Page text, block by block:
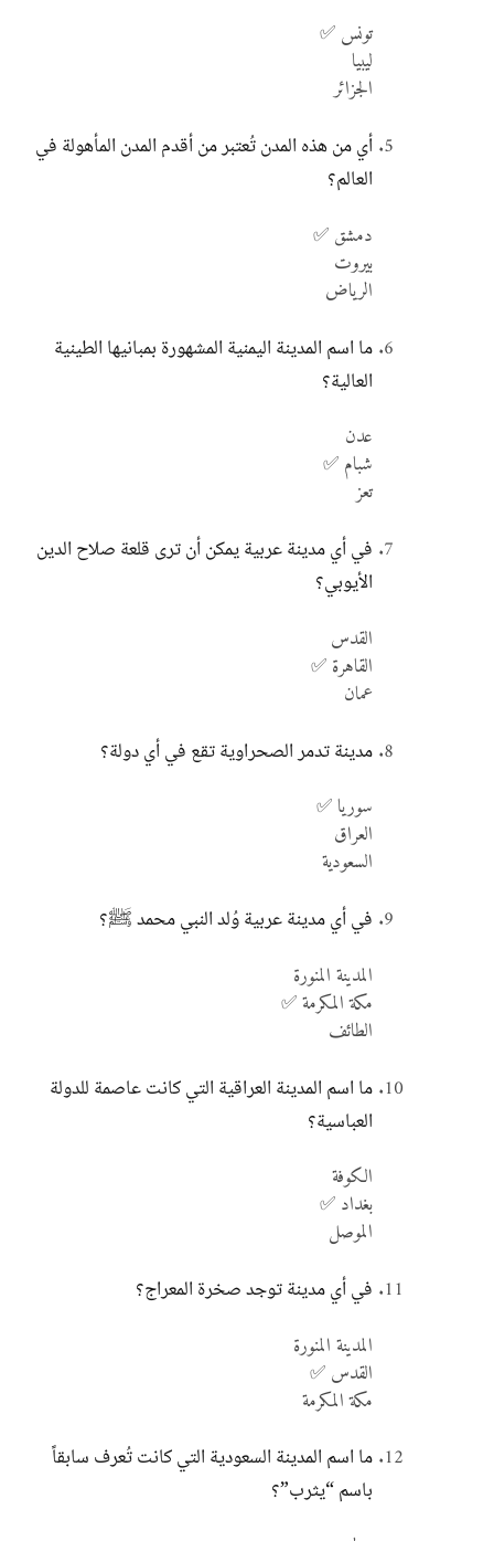
تونس ✅
ليبيا
الجزائر
أي من هذه المدن تُعتبر من أقدم المدن المأهولة في
العالم؟
دمشق ✅
بيروت
الرياض
ما اسم المدينة اليمنية المشهورة بمبانيها الطينية
العالية؟
عدن
شبام ✅
تعز
في أي مدينة عربية يمكن أن ترى قلعة صلاح الدين
الأيوبي؟
القدس
القاهرة ✅
عمان
مدينة تدمر الصحراوية تقع في أي دولة؟
سوريا ✅
العراق
السعودية
في أي مدينة عربية وُلد النبي محمد ﷺ؟
المدينة المنورة
مكة المكرمة ✅
الطائف
ما اسم المدينة العراقية التي كانت عاصمة للدولة
العباسية؟
الكوفة
بغداد ✅
الموصل
في أي مدينة توجد صخرة المعراج؟
المدينة المنورة
القدس ✅
مكة المكرمة
ما اسم المدينة السعودية التي كانت تُعرف سابقاً
باسم “يثرب”؟